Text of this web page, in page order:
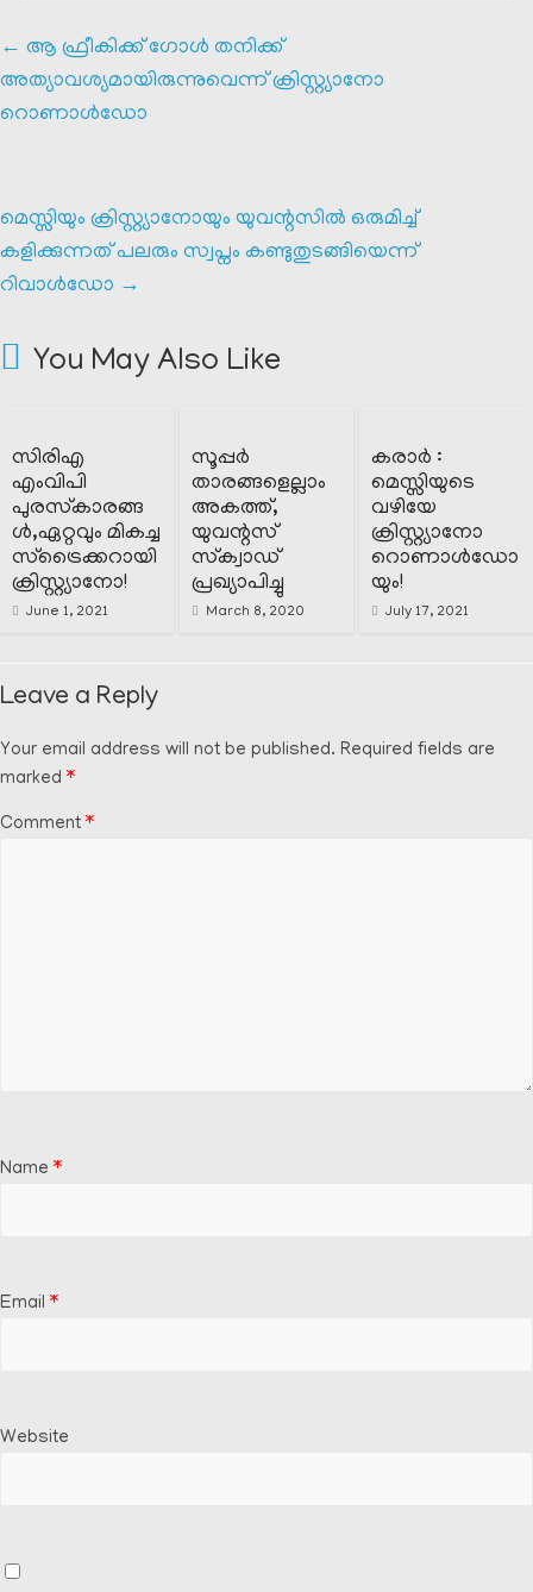
← ആ ഫ്രീകിക്ക് ഗോൾ തനിക്ക്
അത്യാവശ്യമായിരുന്നുവെന്ന് ക്രിസ്റ്റ്യാനോ
റൊണാൾഡോ
മെസ്സിയും ക്രിസ്റ്റ്യാനോയും യുവന്റസിൽ ഒരുമിച്ച്
കളിക്കുന്നത് പലരും സ്വപ്നം കണ്ടുതുടങ്ങിയെന്ന്
റിവാൾഡോ →
You May Also Like
സിരിഎ
എംവിപി
പുരസ്‌കാരങ്ങ
ൾ,ഏറ്റവും മികച്ച
സ്‌ട്രൈക്കറായി
ക്രിസ്റ്റ്യാനോ!
June 1, 2021
സൂപ്പർ
താരങ്ങളെല്ലാം
അകത്ത്,
യുവന്റസ്
സ്‌ക്വാഡ്
പ്രഖ്യാപിച്ചു
March 8, 2020
കരാർ :
മെസ്സിയുടെ
വഴിയേ
ക്രിസ്റ്റ്യാനോ
റൊണാൾഡോ
യും!
July 17, 2021
Leave a Reply
Your email address will not be published. Required fields are
marked *
Comment *
Name *
Email *
Website